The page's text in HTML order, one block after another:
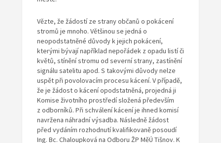
Vězte, že žádostí ze strany občanů o pokácení
stromů je mnoho. Většinou se jedná o
neopodstatněné důvody k jejich pokácení,
kterými bývají například nepořádek z opadu listí či
květů, stínění stromu od severní strany, zastínění
signálu satelitu apod. S takovými důvody nelze
uspět při povolovacím procesu kácení. V případě,
že je žádost o kácení opodstatněná, projedná ji
Komise životního prostředí složená především
z odborníků. Při schválení kácení je ihned komisí
navržena náhradní výsadba. Následně žádost
před vydáním rozhodnutí kvalifikovaně posoudí
Ing. Bc. Chaloupková na Odboru ŽP MěÚ Tišnov. K